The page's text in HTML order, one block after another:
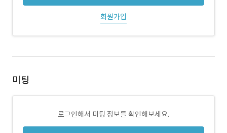
회원가입
미팅
로그인해서 미팅 정보를 확인해보세요.